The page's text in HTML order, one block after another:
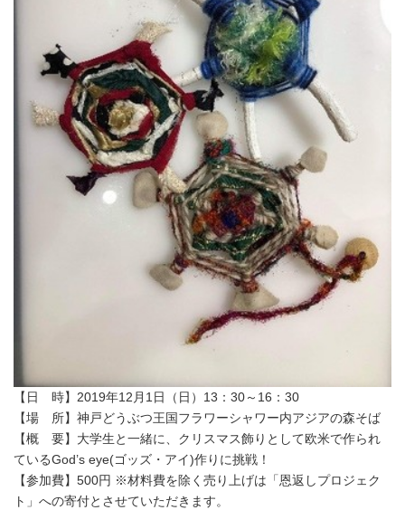
【日 時】2019年12月1日（日）13：30～16：30
【場 所】神戸どうぶつ王国フラワーシャワー内アジアの森そば
【概 要】大学生と一緒に、クリスマス飾りとして欧米で作られ
ているGod’s eye(ゴッズ・アイ)作りに挑戦！
【参加費】500円 ※材料費を除く売り上げは「恩返しプロジェク
ト」への寄付とさせていただきます。